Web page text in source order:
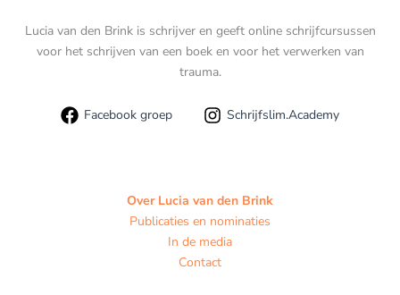
Lucia van den Brink is schrijver en geeft online schrijfcursussen
voor het schrijven van een boek en voor het verwerken van
trauma.
Facebook groep Schrijfslim.Academy
Over Lucia van den Brink
Publicaties en nominaties
In de media
Contact